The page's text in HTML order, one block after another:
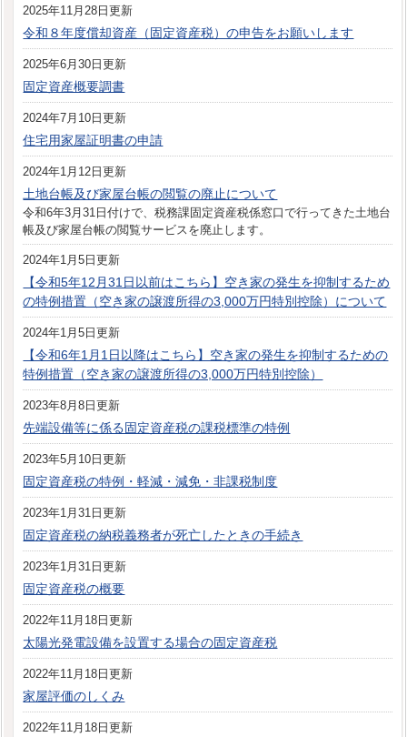
2025年11月28日更新
令和８年度償却資産（固定資産税）の申告をお願いします
2025年6月30日更新
固定資産概要調書
2024年7月10日更新
住宅用家屋証明書の申請
2024年1月12日更新
土地台帳及び家屋台帳の閲覧の廃止について
令和6年3月31日付けで、税務課固定資産税係窓口で行ってきた土地台
帳及び家屋台帳の閲覧サービスを廃止します。
2024年1月5日更新
【令和5年12月31日以前はこちら】空き家の発生を抑制するため
の特例措置（空き家の譲渡所得の3,000万円特別控除）について
2024年1月5日更新
【令和6年1月1日以降はこちら】空き家の発生を抑制するための
特例措置（空き家の譲渡所得の3,000万円特別控除）
2023年8月8日更新
先端設備等に係る固定資産税の課税標準の特例
2023年5月10日更新
固定資産税の特例・軽減・減免・非課税制度
2023年1月31日更新
固定資産税の納税義務者が死亡したときの手続き
2023年1月31日更新
固定資産税の概要
2022年11月18日更新
太陽光発電設備を設置する場合の固定資産税
2022年11月18日更新
家屋評価のしくみ
2022年11月18日更新